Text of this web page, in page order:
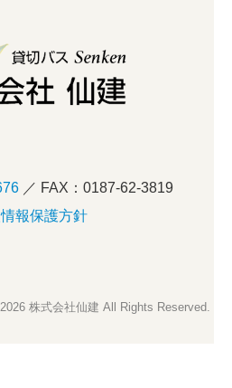
／ FAX：0187-62-3819
報保護方針
株式会社仙建 All Rights Reserved.